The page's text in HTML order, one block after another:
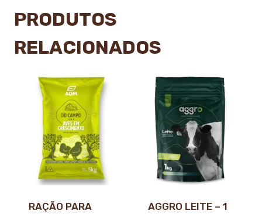
PRODUTOS
RELACIONADOS
RAÇÃO PARA
AGGRO LEITE – 1